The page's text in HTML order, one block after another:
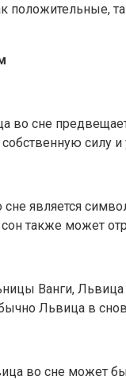
сне
силу
является
также может
Ванги,
Львица в
во сне может